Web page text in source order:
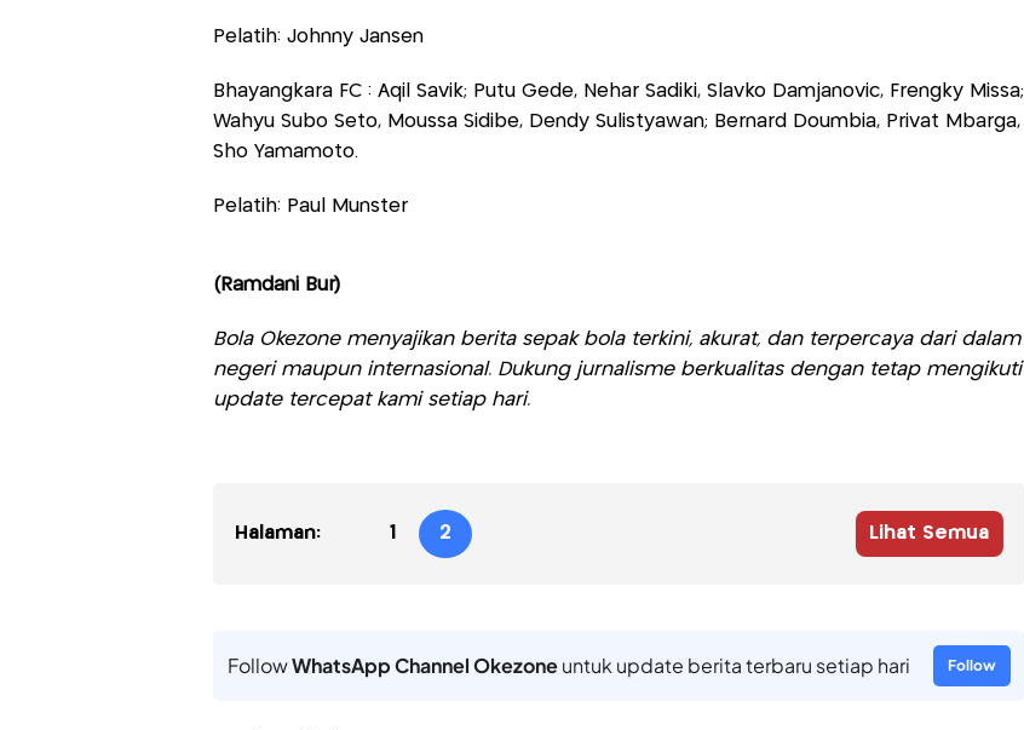
Pelatih: Johnny Jansen
Bhayangkara FC : Aqil Savik; Putu Gede, Nehar Sadiki, Slavko Damjanovic, Frengky Missa;
Wahyu Subo Seto, Moussa Sidibe, Dendy Sulistyawan; Bernard Doumbia, Privat Mbarga,
Sho Yamamoto.
Pelatih: Paul Munster
(Ramdani Bur)
Bola Okezone menyajikan berita sepak bola terkini, akurat, dan terpercaya dari dalam
negeri maupun internasional. Dukung jurnalisme berkualitas dengan tetap mengikuti
update tercepat kami setiap hari.
Halaman: 1 2 Lihat Semua
FollowWhatsApp Channel Okezoneuntuk update berita terbaru setiap hari Follow